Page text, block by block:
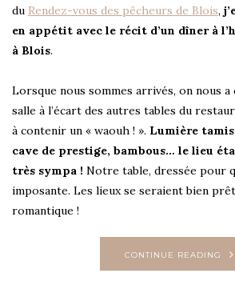
du Rendez-vous des pêcheurs de Blois,
en appétit avec le récit d’un dîner à
à Blois.
Lorsque nous sommes arrivés, on nous a
salle à l’écart des autres tables du
à contenir un « waouh ! ». Lumière
cave de prestige, bambous… le lieu
très sympa ! Notre table, dressée pour
imposante. Les lieux se seraient bien
romantique !
CONTINUE READING